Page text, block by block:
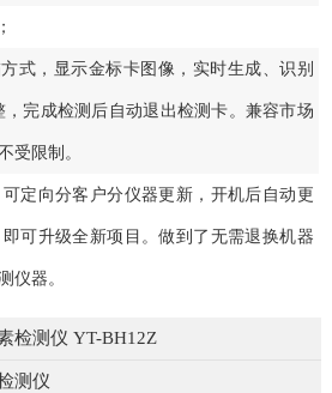
式，显示金标卡图像，实时生成、识别
完成检测后自动退出检测卡。兼容市场
受限制。
定向分客户分仪器更新，开机后自动更
可升级全新项目。做到了无需退换机器
仪器。
检测仪 YT-BH12Z
测仪